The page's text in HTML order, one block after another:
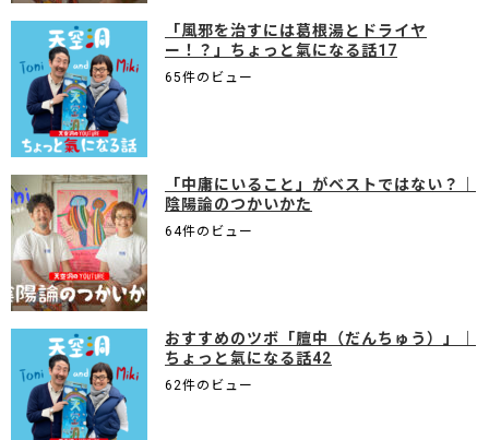
「風邪を治すには葛根湯とドライヤ
ー！？」ちょっと氣になる話17
65件のビュー
「中庸にいること」がベストではない？｜
陰陽論のつかいかた
64件のビュー
おすすめのツボ「膻中（だんちゅう）」｜
ちょっと氣になる話42
62件のビュー